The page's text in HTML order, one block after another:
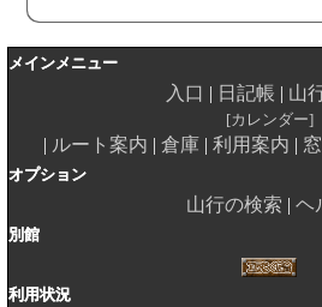
メインメニュー
入口 日記帳 山
カレンダー
ルート案内 倉庫 利用案内 窓
オプション
山行の検索 ヘ
別館
利用状況